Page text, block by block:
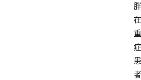
胖
在
重
症
患
者